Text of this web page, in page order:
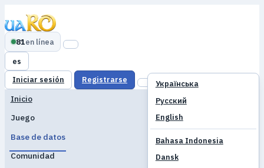
81en línea
es
Українська
Русский
English
Bahasa Indonesia
Dansk
Iniciar sesión Registrarse
Inicio
Juego
Base de datos
Comunidad